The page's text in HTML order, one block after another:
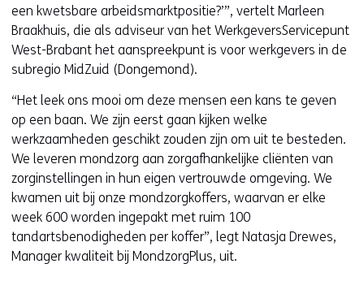
een kwetsbare arbeidsmarktpositie?’”, vertelt Marleen
Braakhuis, die als adviseur van het WerkgeversServicepunt
West-Brabant het aanspreekpunt is voor werkgevers in de
subregio MidZuid (Dongemond).
“Het leek ons mooi om deze mensen een kans te geven
op een baan. We zijn eerst gaan kijken welke
werkzaamheden geschikt zouden zijn om uit te besteden.
We leveren mondzorg aan zorgafhankelijke cliënten van
zorginstellingen in hun eigen vertrouwde omgeving. We
kwamen uit bij onze mondzorgkoffers, waarvan er elke
week 600 worden ingepakt met ruim 100
tandartsbenodigheden per koffer”, legt Natasja Drewes,
Manager kwaliteit bij MondzorgPlus, uit.